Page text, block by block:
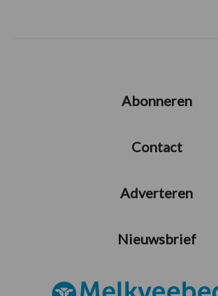
Abonneren
Contact
Adverteren
Nieuwsbrief